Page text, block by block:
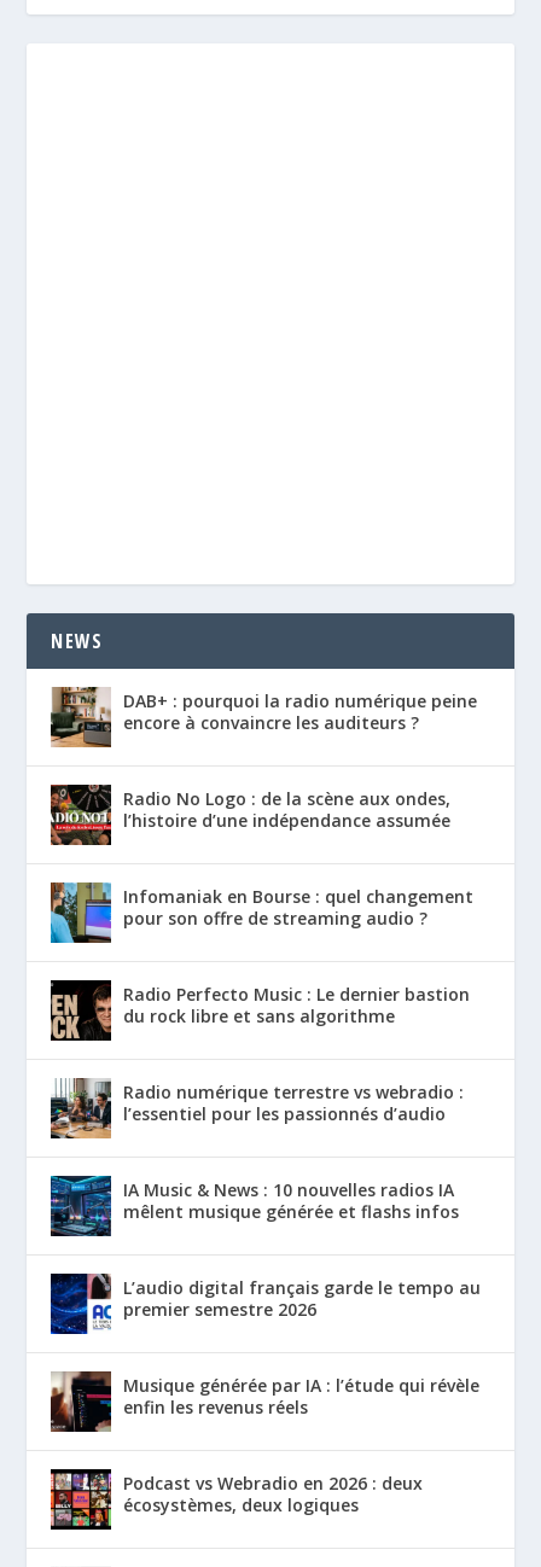
NEWS
DAB+ : pourquoi la radio numérique peine
encore à convaincre les auditeurs ?
Radio No Logo : de la scène aux ondes,
l’histoire d’une indépendance assumée
Infomaniak en Bourse : quel changement
pour son offre de streaming audio ?
Radio Perfecto Music : Le dernier bastion
du rock libre et sans algorithme
Radio numérique terrestre vs webradio :
l’essentiel pour les passionnés d’audio
IA Music & News : 10 nouvelles radios IA
mêlent musique générée et flashs infos
L’audio digital français garde le tempo au
premier semestre 2026
Musique générée par IA : l’étude qui révèle
enfin les revenus réels
Podcast vs Webradio en 2026 : deux
écosystèmes, deux logiques